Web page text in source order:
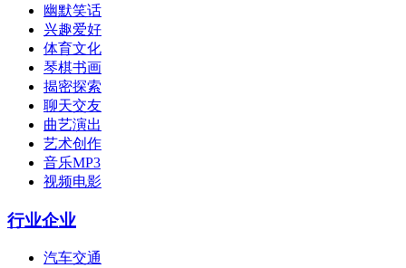
幽默笑话
兴趣爱好
体育文化
琴棋书画
揭密探索
聊天交友
曲艺演出
艺术创作
音乐MP3
视频电影
行业企业
汽车交通